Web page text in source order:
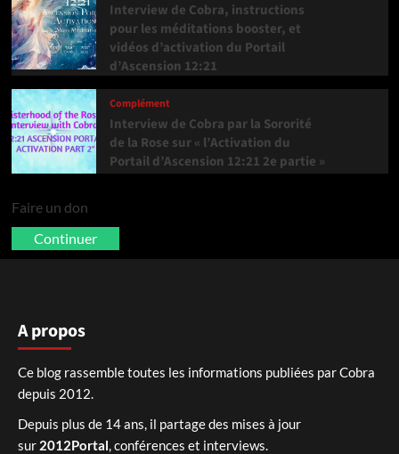
Interview de Cobra, instructions
pour les méditations booster, et
vidéos d’activation du Portail
d’Ascension 12:21
Complément
Interview de Cobra par la Sororité
de la Rose sur « l’Activation du
Portail d’Ascension 12:21 2e partie »
Faire un don
Continuer
A propos
Ce blog rassemble toutes les informations publiées par Cobra
depuis 2012.
Depuis plus de 14 ans, il partage des mises à jour
sur 2012Portal, conférences et interviews.